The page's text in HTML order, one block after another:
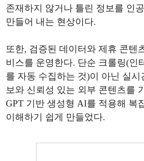
존재하지 않거나 틀린 정보를 인
만들어 내는 현상이다.
또한, 검증된 데이터와 제휴 콘텐
비스를 운영한다. 단순 크롤링(인
를 자동 수집하는 것)이 아닌 실시
보와 신뢰성 있는 외부 콘텐츠를
GPT 기반 생성형 AI를 적용해 복
이해하기 쉽게 만들었다.